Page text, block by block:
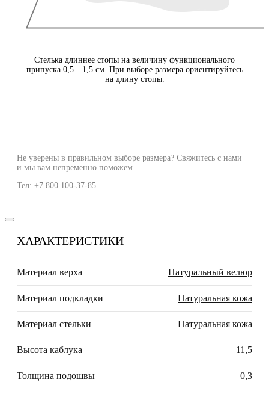
Стелька длиннее стопы на величину функционального
припуска 0,5—1,5 см. При выборе размера ориентируйтесь
на длину стопы.
Не уверены в правильном выборе размера? Свяжитесь с нами
и мы вам непременно поможем
Тел: +7 800 100-37-85
ХАРАКТЕРИСТИКИ
Материал верха Натуральный велюр
Материал подкладки Натуральная кожа
Материал стельки Натуральная кожа
Высота каблука 11,5
Толщина подошвы 0,3